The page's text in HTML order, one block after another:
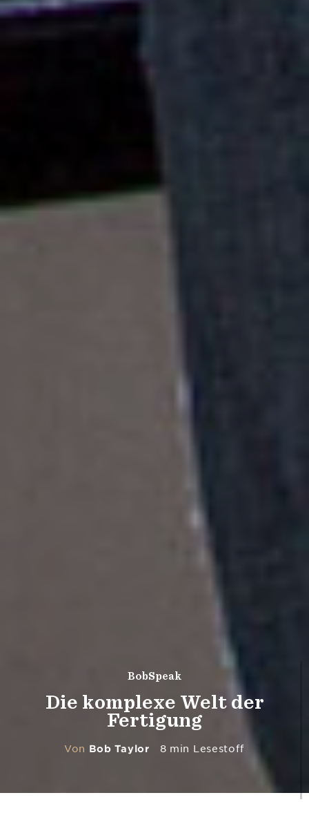
BobSpeak
Die komplexe Welt der
Fertigung
Von Bob Taylor 8 min Lesestoff